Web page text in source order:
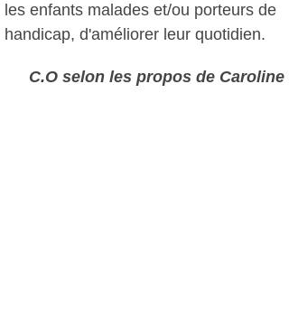
les enfants malades et/ou porteurs de
handicap, d'améliorer leur quotidien.
C.O selon les propos de Caroline